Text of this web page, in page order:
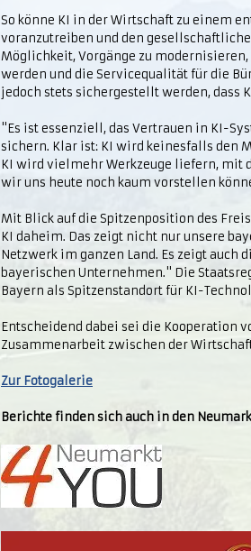
So könne KI in der Wirtschaft zu einem
voranzutreiben und den
Möglichkeit, Vorgänge zu
werden und die Servicequalität für die
jedoch stets sichergestellt werden,
"Es ist essenziell, das Vertrauen in KI-
sichern. Klar ist: KI wird keinesfalls den
KI wird vielmehr Werkzeuge liefern, mit
wir uns heute noch kaum vorstellen
Mit Blick auf die Spitzenposition des
KI daheim. Das zeigt nicht nur unsere
Netzwerk im ganzen Land. Es zeigt auch
bayerischen Unternehmen." Die
Bayern als Spitzenstandort für KI-
Entscheidend dabei sei die Kooperation
Zusammenarbeit zwischen der
Zur Fotogalerie
Berichte finden sich auch in den